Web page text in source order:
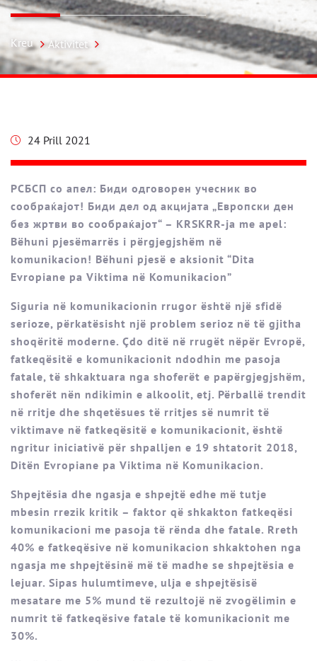
Kreu Aktivitet
24 Prill 2021
РСБСП со апел: Биди одговорен учесник во
сообраќајот! Биди дел од акцијата „Европски ден
без жртви во сообраќајот“ – KRSKRR-ja me apel:
Bëhuni pjesëmarrës i përgjegjshëm në
komunikacion! Bëhuni pjesë e aksionit “Dita
Evropiane pa Viktima në Komunikacion”
Siguria në komunikacionin rrugor është një sfidë
serioze, përkatësisht një problem serioz në të gjitha
shoqëritë moderne. Çdo ditë në rrugët nëpër Evropë,
fatkeqësitë e komunikacionit ndodhin me pasoja
fatale, të shkaktuara nga shoferët e papërgjegjshëm,
shoferët nën ndikimin e alkoolit, etj. Përballë trendit
në rritje dhe shqetësues të rritjes së numrit të
viktimave në fatkeqësitë e komunikacionit, është
ngritur iniciativë për shpalljen e 19 shtatorit 2018,
Ditën Evropiane pa Viktima në Komunikacion.
Shpejtësia dhe ngasja e shpejtë edhe më tutje
mbesin rrezik kritik – faktor që shkakton fatkeqësi
komunikacioni me pasoja të rënda dhe fatale. Rreth
40% e fatkeqësive në komunikacion shkaktohen nga
ngasja me shpejtësinë më të madhe se shpejtësia e
lejuar. Sipas hulumtimeve, ulja e shpejtësisë
mesatare me 5% mund të rezultojë në zvogëlimin e
numrit të fatkeqësive fatale të komunikacionit me
30%.